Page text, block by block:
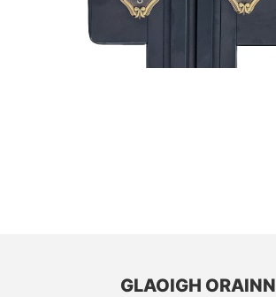
GLAOIGH ORAINN